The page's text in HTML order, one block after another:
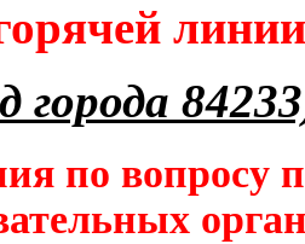
города
по вопросу